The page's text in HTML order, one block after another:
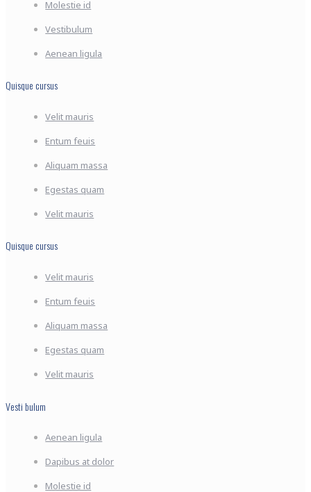
Molestie id
Vestibulum
Aenean ligula
Quisque cursus
Velit mauris
Entum feuis
Aliquam massa
Egestas quam
Velit mauris
Quisque cursus
Velit mauris
Entum feuis
Aliquam massa
Egestas quam
Velit mauris
Vesti bulum
Aenean ligula
Dapibus at dolor
Molestie id